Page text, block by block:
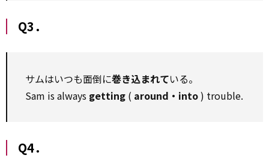
Q3．
サムはいつも面倒に巻き込まれている。
Sam is always getting ( around・into) trouble.
Q4．